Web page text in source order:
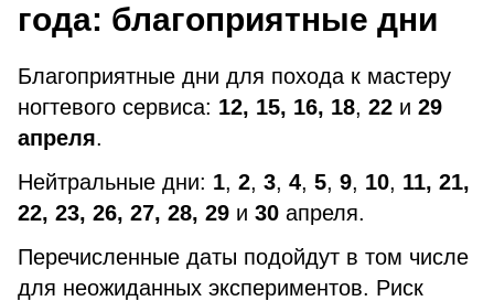
года: благоприятные дни
Благоприятные дни для похода к мастеру
ногтевого сервиса: 12, 15, 16, 18, 22 и 29
апреля.
Нейтральные дни: 1, 2, 3, 4, 5, 9, 10, 11, 21,
22, 23, 26, 27, 28, 29 и 30 апреля.
Перечисленные даты подойдут в том числе
для неожиданных экспериментов. Риск